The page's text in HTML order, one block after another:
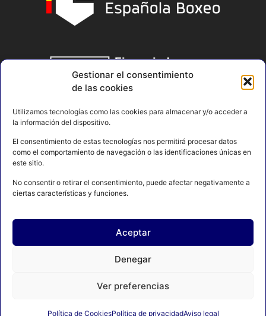
Gestionar el consentimiento
de las cookies
Utilizamos tecnologías como las cookies para almacenar y/o acceder a
la información del dispositivo.
El consentimiento de estas tecnologías nos permitirá procesar datos
como el comportamiento de navegación o las identificaciones únicas en
este sitio.
No consentir o retirar el consentimiento, puede afectar negativamente a
ciertas características y funciones.
Aceptar
Denegar
Ver preferencias
Política de CookiesPolítica de privacidadAviso legal
AVISO LEGAL
POLÍTICA DE PRIVACIDAD
POLÍTICA DE COOKIES
CONTACTO MAPA DEL SITIO
© 2024 FEDERACIÓN ESPAÑOLA DE BOXEO. C/ FERRAZ, 16 1º
DRCHA. 28008 Madrid | DESARROLLADO POR